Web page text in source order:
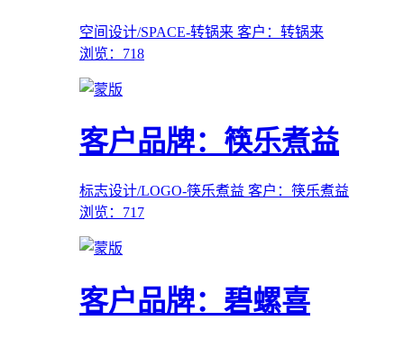
空间设计/SPACE-转锅来 客户：转锅来
浏览：718
客户品牌：筷乐煮益
标志设计/LOGO-筷乐煮益 客户：筷乐煮益
浏览：717
客户品牌：碧螺喜